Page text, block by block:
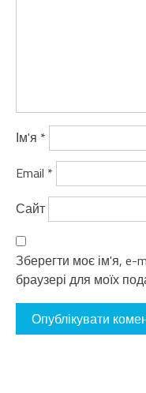
Ім'я *
Email *
Сайт
Зберегти моє ім'я, e-
браузері для моїх